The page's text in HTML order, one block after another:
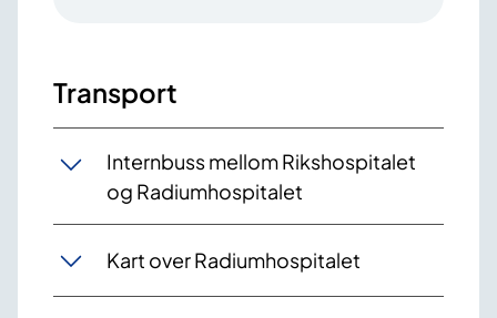
Transport
Internbuss mellom Rikshospitalet
og Radiumhospitalet
Kart over Radiumhospitalet